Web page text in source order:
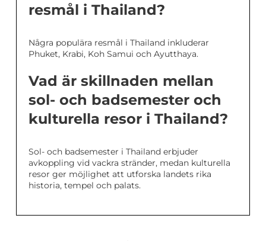
resmål i Thailand?
Några populära resmål i Thailand inkluderar
Phuket, Krabi, Koh Samui och Ayutthaya.
Vad är skillnaden mellan
sol- och badsemester och
kulturella resor i Thailand?
Sol- och badsemester i Thailand erbjuder
avkoppling vid vackra stränder, medan kulturella
resor ger möjlighet att utforska landets rika
historia, tempel och palats.